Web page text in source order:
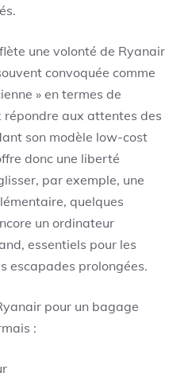
une volonté de Ryanair
convoquée comme
» en termes de
aux attentes des
son modèle low-cost
donc une liberté
par exemple, une
quelques
un ordinateur
essentiels pour les
escapades prolongées.
pour un bagage
: